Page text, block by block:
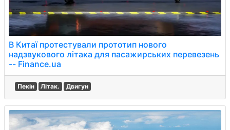
В Китаї протестували прототип нового
надзвукового літака для пасажирських перевезень
-- Finance.ua
Пекін Літак. Двигун